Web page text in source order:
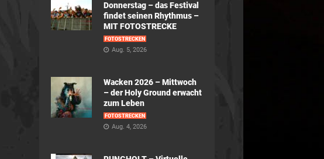
Donnerstag – das Festival
findet seinen Rhythmus –
MIT FOTOSTRECKE
FOTOSTRECKEN
Aug. 5, 2026
Wacken 2026 – Mittwoch
– der Holy Ground erwacht
zum Leben
FOTOSTRECKEN
Aug. 4, 2026